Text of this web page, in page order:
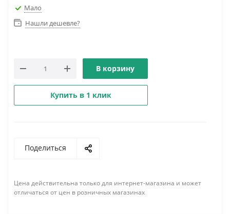
Мало
Нашли дешевле?
В корзину
Купить в 1 клик
Поделиться
Цена действительна только для интернет-магазина и может
отличаться от цен в розничных магазинах